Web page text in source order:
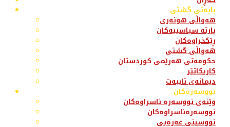
بابەتی گشتی
هەواڵی هونەری
پارتە سیاسییەکان
ڕێکخراوەکان
هەواڵی گشتی
حکومەتی هەرێمی کوردستان
کاریکاتێر
دیمانەی تایبەت
نووسەرەکان
وێنەی نووسەرە ناسراوەکان
نووسەرەناسراوەکان
نووسینی عەرەبی